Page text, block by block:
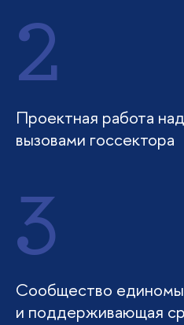
2
Проектная работа
вызовами госсектора
3
Сообщество
и поддерживающая